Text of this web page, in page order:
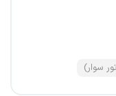
سوار)